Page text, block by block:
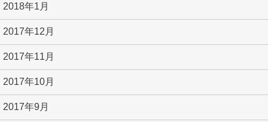
2018年1月
2017年12月
2017年11月
2017年10月
2017年9月